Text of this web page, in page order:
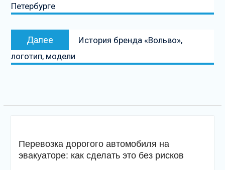
Петербурге
Далее
Следующая
запись
История бренда «Вольво»,
логотип, модели
Перевозка дорогого автомобиля на
эвакуаторе: как сделать это без рисков